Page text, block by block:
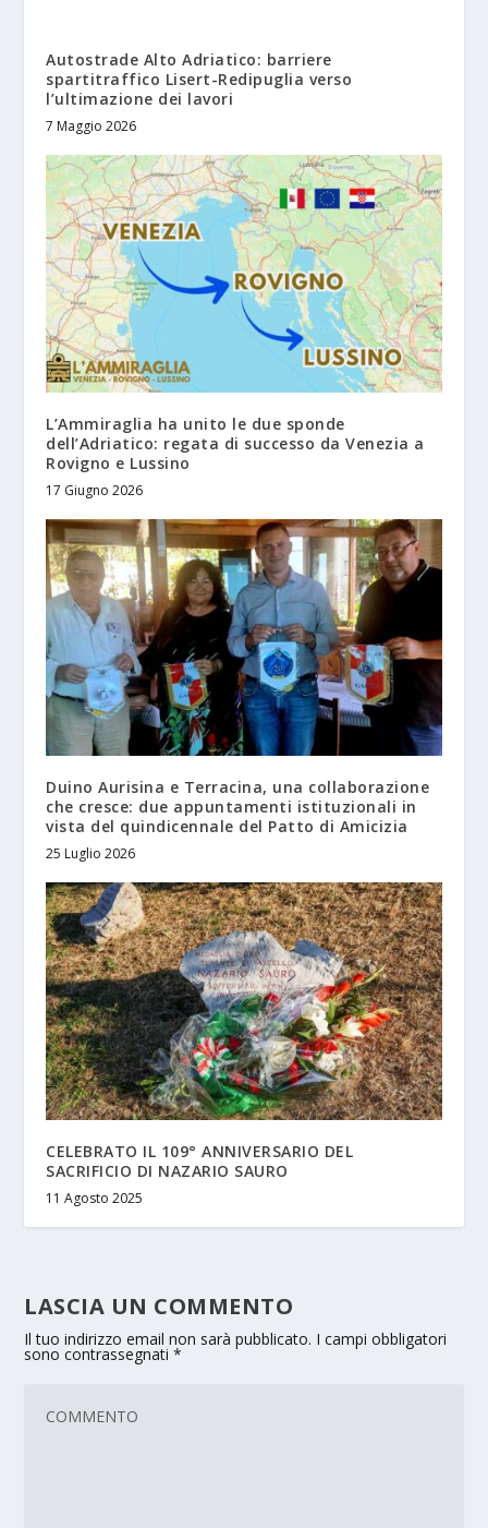
Autostrade Alto Adriatico: barriere
spartitraffico Lisert-Redipuglia verso
l’ultimazione dei lavori
7 Maggio 2026
L’Ammiraglia ha unito le due sponde
dell’Adriatico: regata di successo da Venezia a
Rovigno e Lussino
17 Giugno 2026
Duino Aurisina e Terracina, una collaborazione
che cresce: due appuntamenti istituzionali in
vista del quindicennale del Patto di Amicizia
25 Luglio 2026
CELEBRATO IL 109° ANNIVERSARIO DEL
SACRIFICIO DI NAZARIO SAURO
11 Agosto 2025
LASCIA UN COMMENTO
Il tuo indirizzo email non sarà pubblicato. I campi obbligatori
sono contrassegnati*